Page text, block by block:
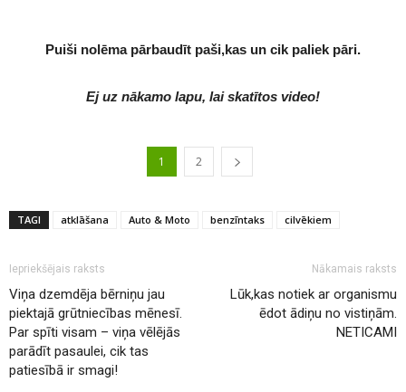
Puiši nolēma pārbaudīt paši,kas un cik paliek pāri.
Ej uz nākamo lapu, lai skatītos video!
1 2
TAGI atklāšana Auto & Moto benzīntaks cilvēkiem
Iepriekšējais raksts
Viņa dzemdēja bērniņu jau
piektajā grūtniecības mēnesī.
Par spīti visam – viņa vēlējās
parādīt pasaulei, cik tas
patiesībā ir smagi!
Nākamais raksts
Lūk,kas notiek ar organismu
ēdot ādiņu no vistiņām.
NETICAMI